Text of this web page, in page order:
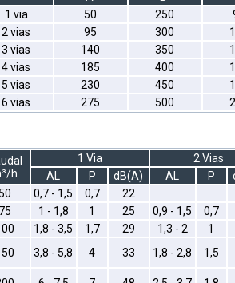
1 via
50 250
2 vias
95 300
3 vias
140 350
4 vias
185 400
5 vias
230 450
6 vias
275 500
h
1 Via 2 Vias
AL
P dB(A) AL P
0,7 - 1,5 0,7
22
75
1 - 1,8 1 25 0,9 - 1,5 0,7
1,8 - 3,5 1,7 29 1,3 - 2 1
3,8 - 5,8 4 33 1,8 - 2,8 1,5